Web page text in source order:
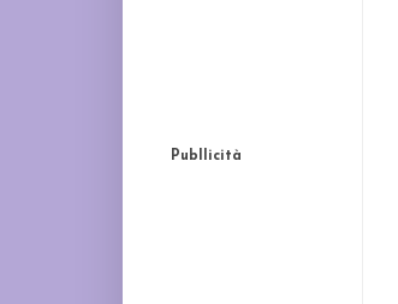
Publlicità